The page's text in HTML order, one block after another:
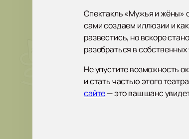
Спектакль «Мужья и жёны»
сами создаем иллюзии и
развестись, но вскоре
разобраться в
Не упустите возможность
и стать частью этого
сайте— это ваш шанс